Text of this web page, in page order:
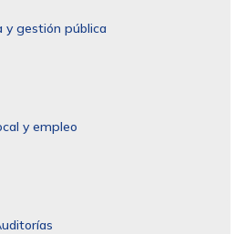
y gestión pública
y empleo